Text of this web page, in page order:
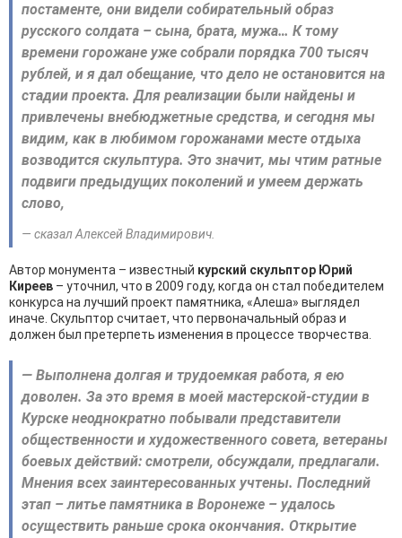
постаменте, они видели собирательный образ
русского солдата – сына, брата, мужа… К тому
времени горожане уже собрали порядка 700 тысяч
рублей, и я дал обещание, что дело не остановится на
стадии проекта. Для реализации были найдены и
привлечены внебюджетные средства, и сегодня мы
видим, как в любимом горожанами месте отдыха
возводится скульптура. Это значит, мы чтим ратные
подвиги предыдущих поколений и умеем держать
слово,
— сказал Алексей Владимирович.
Автор монумента – известный курский скульптор Юрий
Киреев – уточнил, что в 2009 году, когда он стал победителем
конкурса на лучший проект памятника, «Алеша» выглядел
иначе. Скульптор считает, что первоначальный образ и
должен был претерпеть изменения в процессе творчества.
— Выполнена долгая и трудоемкая работа, я ею
доволен. За это время в моей мастерской-студии в
Курске неоднократно побывали представители
общественности и художественного совета, ветераны
боевых действий: смотрели, обсуждали, предлагали.
Мнения всех заинтересованных учтены. Последний
этап – литье памятника в Воронеже – удалось
осуществить раньше срока окончания. Открытие